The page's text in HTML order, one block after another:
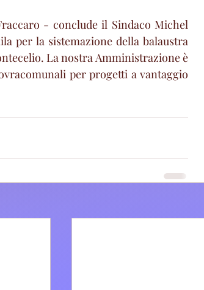
- conclude il Sindaco Michel
per la sistemazione della balaustra
La nostra Amministrazione è
per progetti a vantaggio